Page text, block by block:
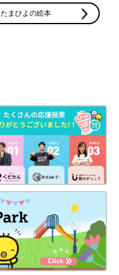
たまひよの絵本